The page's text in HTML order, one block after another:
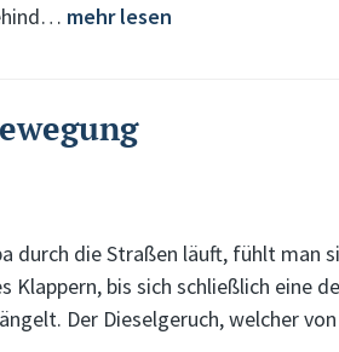
mehr lesen
durch die Straßen läuft, fühlt man
Klappern, bis sich schließlich eine
Der Dieselgeruch, welcher